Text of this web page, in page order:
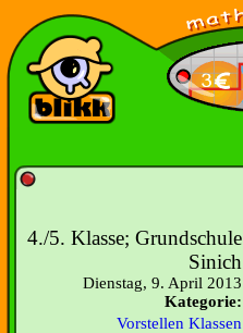
4./5. Klasse; Grundschule
Sinich
Dienstag, 9. April 2013
Kategorie:
Vorstellen Klassen